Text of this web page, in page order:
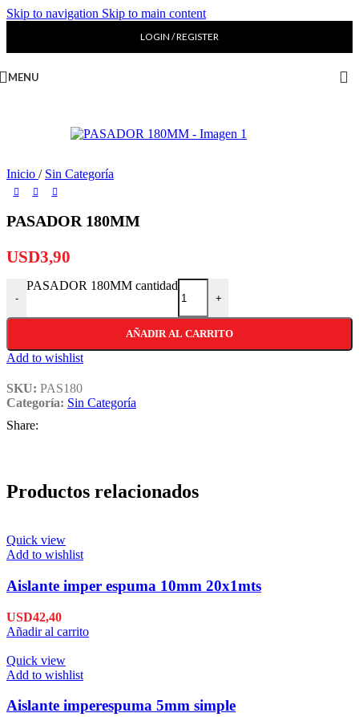
Skip to navigation Skip to main content
LOGIN / REGISTER
MENU
Inicio / Sin Categoría
PASADOR 180MM
USD3,90
-
PASADOR 180MM cantidad
+
AÑADIR AL CARRITO
Add to wishlist
SKU: PAS180
Categoría: Sin Categoría
Share:
Productos relacionados
Quick view
Add to wishlist
Aislante imper espuma 10mm 20x1mts
USD42,40
Añadir al carrito
Quick view
Add to wishlist
Aislante imperespuma 5mm simple